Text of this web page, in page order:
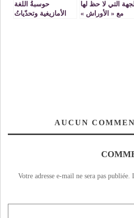
التي لا حظ لها
مع « الأوراش »
حوسبةُ اللغة
الأمازيغية وتحدّياتُ
AUCUN
Votre adresse e-mail ne sera pas publiée.